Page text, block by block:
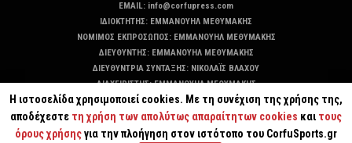
EMAIL: info@corfupress.com
ΙΔΙΟΚΤΗΤΗΣ: EMMANOYΗΛ ΜΕΘΥΜΑΚΗΣ
ΝΟΜΙΜΟΣ ΕΚΠΡΟΣΩΠΟΣ: EMMANOYΗΛ ΜΕΘΥΜΑΚΗΣ
ΔΙΕΥΘΥΝΤΗΣ: EMMANOYΗΛ ΜΕΘΥΜΑΚΗΣ
ΔΙΕΥΘΥΝΤΡΙΑ ΣΥΝΤΑΞΗΣ: ΝΙΚΟΛΑΪΣ ΒΛΑΧΟΥ
ΔΙΑΧΕΙΡΙΣΤΗΣ: EMMANOYΗΛ ΜΕΘΥΜΑΚΗΣ
ΔΙΚΑΙΟΥΧΟΣ DOMAIN: ΕΜΜΑΝΟΥΗΛ ΜΕΘΥΜΑΚΗΣ
Η ιστοσελίδα χρησιμοποιεί cookies. Με τη συνέχιση της χρήσης της,
αποδέχεστε τη χρήση των απολύτως απαραίτητων cookies και τους
όρους χρήσηςγια την πλοήγηση στον ιστότοπο του CorfuSports.gr